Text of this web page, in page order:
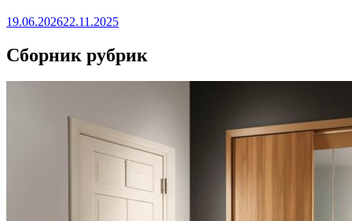
19.06.202622.11.2025
Сборник рубрик